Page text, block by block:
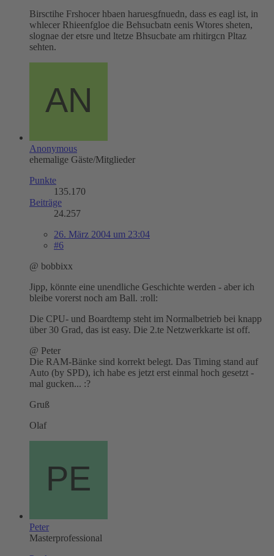
Birsctihe Frshocer hbaen haruesgfnuedn, dass es eagl ist, in
whlecer Rhieenfgloe die Behsucbatn eenis Wtores sheten,
slognae der etsre und ltetze Bhsucbate am rhitirgcn Pltaz
sehten.
Anonymous
ehemalige Gäste/Mitglieder
Punkte
135.170
Beiträge
24.257
26. März 2004 um 23:04
#6
@ bobbixx
Jipp, könnte eine unendliche Geschichte werden - aber ich
bleibe vorerst noch am Ball. :roll:
Die CPU- und Boardtemp steht im Normalbetrieb bei knapp
über 30 Grad, das ist easy. Die 2.te Netzwerkkarte ist off.
@ Peter
Die RAM-Bänke sind korrekt belegt. Das Timing stand auf
Auto (by SPD), ich habe es jetzt erst einmal hoch gesetzt -
mal gucken... :?
Gruß
Olaf
Peter
Masterprofessional